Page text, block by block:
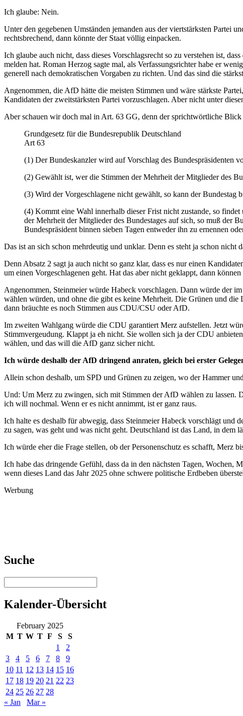
Ich glaube: Nein.
Unter den gegebenen Umständen jemanden aus der viertstärksten Partei
rechtsbrechend, dann könnte der Staat völlig einpacken.
Ich glaube auch nicht, dass dieses Vorschlagsrecht so zu verstehen ist,
melden hat. Roman Herzog sagte mal, als Verfassungsrichter habe er
generell nach demokratischen Vorgaben zu richten. Und das sind die
Angenommen, die AfD hätte die meisten Stimmen und wäre stärkste
Kandidaten der zweitstärksten Partei vorzuschlagen. Aber nicht unter
Aber schauen wir doch mal in Art. 63 GG, denn der sprichtwörtliche Blick
Grundgesetz für die Bundesrepublik Deutschland
Art 63
(1) Der Bundeskanzler wird auf Vorschlag des Bundespräsidenten
(2) Gewählt ist, wer die Stimmen der Mehrheit der Mitglieder des
(3) Wird der Vorgeschlagene nicht gewählt, so kann der
(4) Kommt eine Wahl innerhalb dieser Frist nicht zustande, so
der Mehrheit der Mitglieder des Bundestages auf sich, so muß der
Bundespräsident binnen sieben Tagen entweder ihn zu ernennen
Das ist an sich schon mehrdeutig und unklar. Denn es steht ja schon
Denn Absatz 2 sagt ja auch nicht so ganz klar, dass es nur einen
um einen Vorgeschlagenen geht. Hat das aber nicht geklappt, dann
Angenommen, Steinmeier würde Habeck vorschlagen. Dann würde der
wählen würden, und ohne die gibt es keine Mehrheit. Die Grünen und
dann bräuchte es noch Stimmen aus CDU/CSU oder AfD.
Im zweiten Wahlgang würde die CDU garantiert Merz aufstellen. Jetzt
Stimmvergeudung. Klappt ja eh nicht. Sie wollen sich ja der CDU
wählen, und das will die AfD ganz sicher nicht.
Ich würde deshalb der AfD dringend anraten, gleich bei erster
Allein schon deshalb, um SPD und Grünen zu zeigen, wo der Hammer
Und: Um Merz zu zwingen, sich mit Stimmen der AfD wählen zu lassen.
ich will nochmal. Wenn er es nicht annimmt, ist er ganz raus.
Ich halte es deshalb für abwegig, dass Steinmeier Habeck vorschlägt
zu sagen, was geht und was nicht geht. Deutschland ist das Land, in dem
Ich würde eher die Frage stellen, ob der Personenschutz es schafft,
Ich habe das dringende Gefühl, dass da in den nächsten Tagen,
wenn dieses Land das Jahr 2025 ohne schwere politische Erdbeben
Werbung
Suche
Kalender-Übersicht
February 2025
M T W T F S
S
1
2
3
4 5 6 7 8
9
10 11 12 13 14 15 16
17 18 19 20 21 22 23
24 25 26 27 28
« Jan
Mar »